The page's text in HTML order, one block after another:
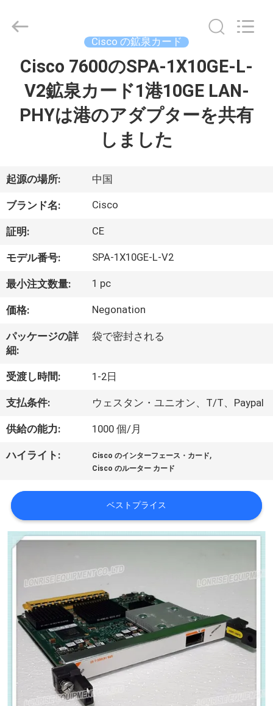
ビ
デ
オ
わ
た
し
に
つ
い
工
場
質
Equipment
Cisco の鉱泉カード
Cisco 7600のSPA-1X10GE-L-
V2鉱泉カード1港10GE LAN-
PHYは港のアダプターを共有
しました
起源の場所: 中国
ブランド名: Cisco
証明: CE
モデル番号: SPA-1X10GE-L-V2
最小注文数量: 1 pc
価格: Negonation
パッケージの詳
細:
袋で密封される
受渡し時間: 1-2日
支払条件: ウェスタン・ユニオン、T/T、Paypal
供給の能力: 1000 個/月
ハイライト: Cisco のインターフェース・カード,
Cisco のルーター カード
ベストプライス